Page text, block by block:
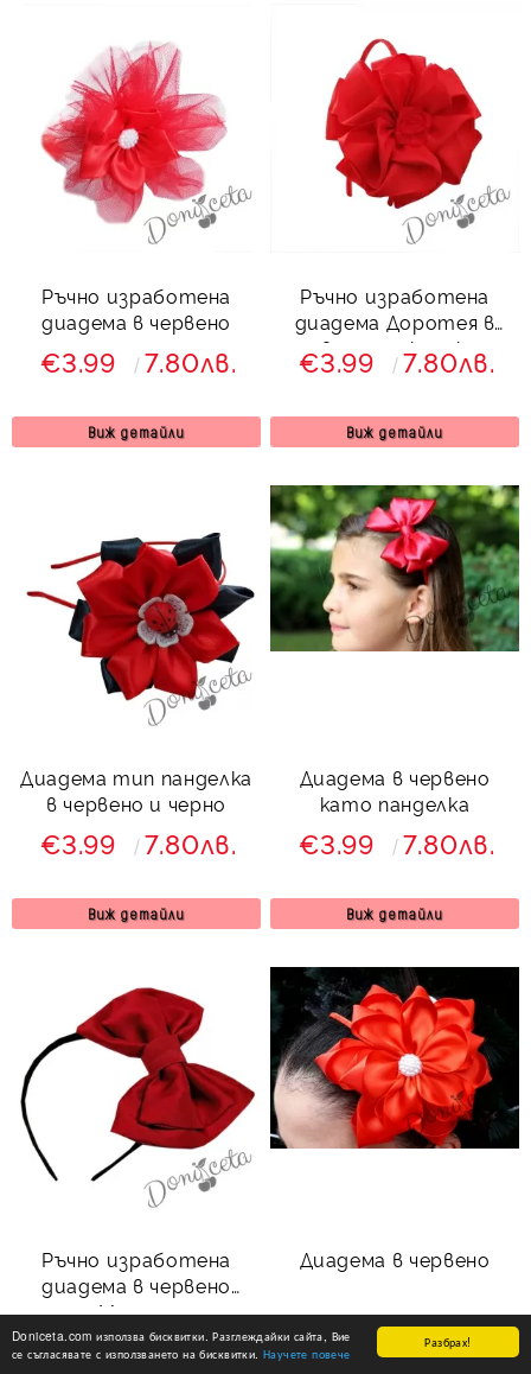
Разбрах!
Doniceta.com използва бисквитки. Разглеждайки сайта, Вие
се съгласявате с използването на бисквитки. Научете повече
Ръчно изработена
диадема в червено
€3.99 7.80лв.
Виж детайли
Ръчно изработена
диадема Доротея в
червено от колекция
Червеника
€3.99 7.80лв.
Виж детайли
Диадема тип панделка
в червено и черно
€3.99 7.80лв.
Виж детайли
Диадема в червено
като панделка
€3.99 7.80лв.
Виж детайли
Ръчно изработена
диадема в червено
Мариса
€3.48 6.81лв.
Диадема в червено
€3.99 7.80лв.